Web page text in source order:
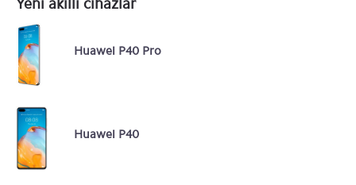
Huawei P40 Pro
Huawei P40